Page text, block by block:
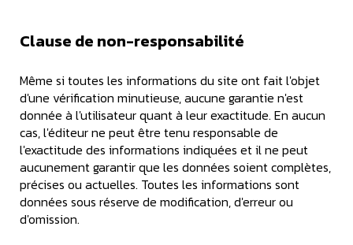
Clause de non-responsabilité
Même si toutes les informations du site ont fait l'objet
d'une vérification minutieuse, aucune garantie n'est
donnée à l'utilisateur quant à leur exactitude. En aucun
cas, l'éditeur ne peut être tenu responsable de
l'exactitude des informations indiquées et il ne peut
aucunement garantir que les données soient complètes,
précises ou actuelles. Toutes les informations sont
données sous réserve de modification, d'erreur ou
d'omission.